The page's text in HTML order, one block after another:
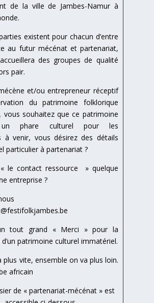
de la ville de Jambes-Namur à
existent pour chacun d’entre
au futur mécénat et partenariat,
des groupes de qualité
pair.
et/ou entrepreneur réceptif
du patrimoine folklorique
vous souhaitez que ce patrimoine
un phare culturel pour les
à venir, vous désirez des détails
particulier à partenariat ?
le contact ressource » quelque
entreprise ?
un tout grand « Merci » pour la
patrimoine culturel immatériel.
plus vite, ensemble on va plus loin.
africain
de « partenariat-mécénat » est